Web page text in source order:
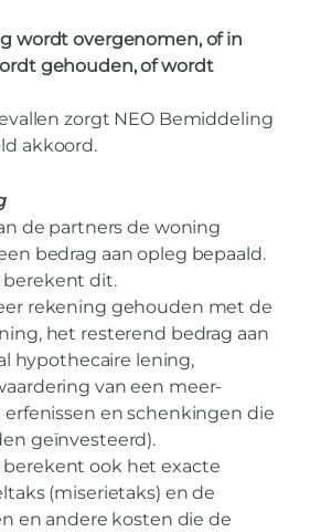
wordt overgenomen, of in
gehouden, of wordt
zorgt NEO Bemiddeling
akkoord.
de partners de woning
bedrag aan opleg bepaald.
berekent dit.
rekening gehouden met de
het resterend bedrag aan
hypothecaire lening,
van een meer-
en schenkingen die
geïnvesteerd).
ook het exacte
(miserietaks) en de
en andere kosten die de